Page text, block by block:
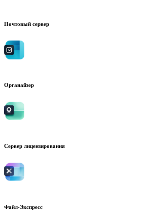
Почтовый сервер
Органайзер
Сервер лицензирования
Файл-Экспресс